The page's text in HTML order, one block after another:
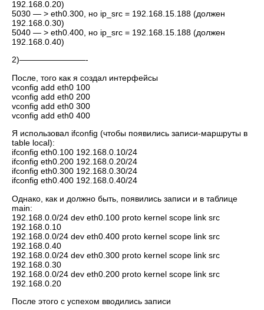
192.168.0.20)
5030 — > eth0.300, но ip_src = 192.168.15.188 (должен
192.168.0.30)
5040 — > eth0.400, но ip_src = 192.168.15.188 (должен
192.168.0.40)
2)————————-
После, того как я создал интерфейсы
vconfig add eth0 100
vconfig add eth0 200
vconfig add eth0 300
vconfig add eth0 400
Я использовал ifconfig (чтобы появились записи-маршруты в
table local):
ifconfig eth0.100 192.168.0.10/24
ifconfig eth0.200 192.168.0.20/24
ifconfig eth0.300 192.168.0.30/24
ifconfig eth0.400 192.168.0.40/24
Однако, как и должно быть, появились записи и в таблице
main:
192.168.0.0/24 dev eth0.100 proto kernel scope link src
192.168.0.10
192.168.0.0/24 dev eth0.400 proto kernel scope link src
192.168.0.40
192.168.0.0/24 dev eth0.300 proto kernel scope link src
192.168.0.30
192.168.0.0/24 dev eth0.200 proto kernel scope link src
192.168.0.20
После этого с успехом вводились записи